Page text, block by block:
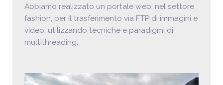
Abbiamo realizzato un portale web, nel settore
fashion, per il trasferimento via FTP di immagini e
video, utilizzando tecniche e paradigmi di
multithreading.